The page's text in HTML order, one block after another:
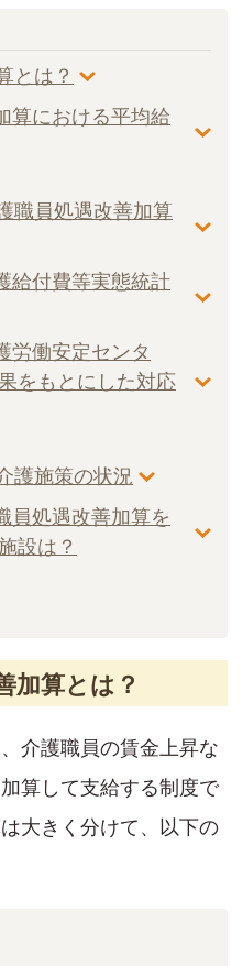
とは？
における平均給
職員処遇改善加算
付費等実態統計
働安定センタ
をもとにした対応
護施策の状況
処遇改善加算を
設は？
加算とは？
介護職員の賃金上昇な
算して支給する制度で
大きく分けて、以下の